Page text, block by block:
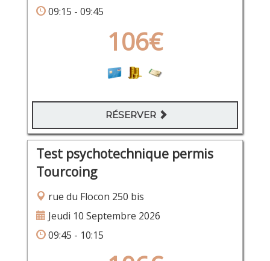
09:15 - 09:45
106€
RÉSERVER
Test psychotechnique permis
Tourcoing
rue du Flocon 250 bis
Jeudi 10 Septembre 2026
09:45 - 10:15